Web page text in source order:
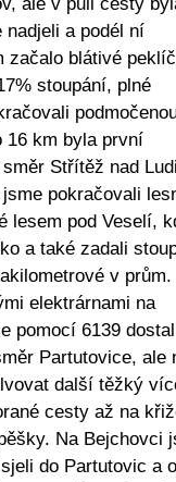
nadjeli a podél ní
začalo blátivé
stoupání, plné
16 km byla první
Střítěž nad
pokračovali
lesem pod Veselí,
a také zadali
v prům.
elektrárnami na
pomocí 6139
Partutovice, ale
další těžký
cesty až na
Na Bejchovci
do Partutovic a